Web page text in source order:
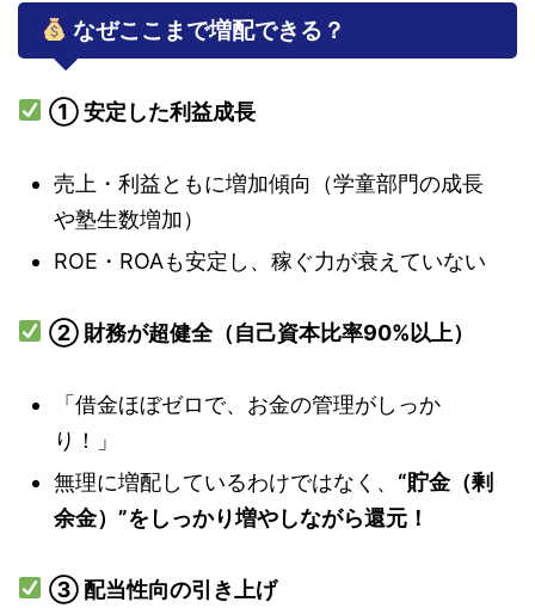
なぜここまで増配できる？
① 安定した利益成長
売上・利益ともに増加傾向（学童部門の成長
や塾生数増加）
ROE・ROAも安定し、稼ぐ力が衰えていない
② 財務が超健全（自己資本比率90%以上）
「借金ほぼゼロで、お金の管理がしっか
り！」
無理に増配しているわけではなく、 “貯金（剰
余金）”をしっかり増やしながら還元！
③ 配当性向の引き上げ